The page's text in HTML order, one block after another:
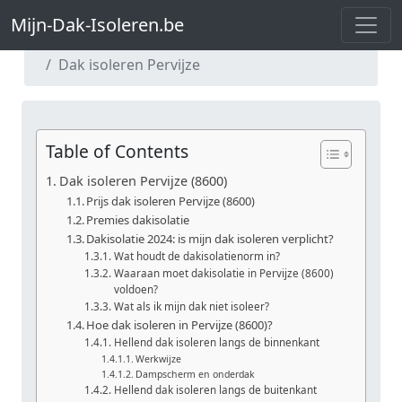
Mijn-Dak-Isoleren.be
Mijn-Dak-Isoleren.be
Dak isoleren Pervijze
Table of Contents
Dak isoleren Pervijze (8600)
Prijs dak isoleren Pervijze (8600)
Premies dakisolatie
Dakisolatie 2024: is mijn dak isoleren verplicht?
Wat houdt de dakisolatienorm in?
Waaraan moet dakisolatie in Pervijze (8600)
voldoen?
Wat als ik mijn dak niet isoleer?
Hoe dak isoleren in Pervijze (8600)?
Hellend dak isoleren langs de binnenkant
Werkwijze
Dampscherm en onderdak
Hellend dak isoleren langs de buitenkant